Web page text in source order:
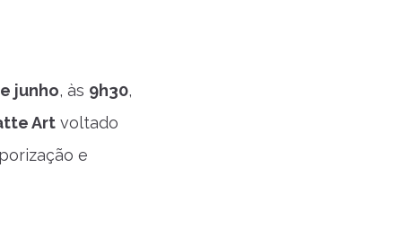
junho, às 9h30,
Art voltado
e